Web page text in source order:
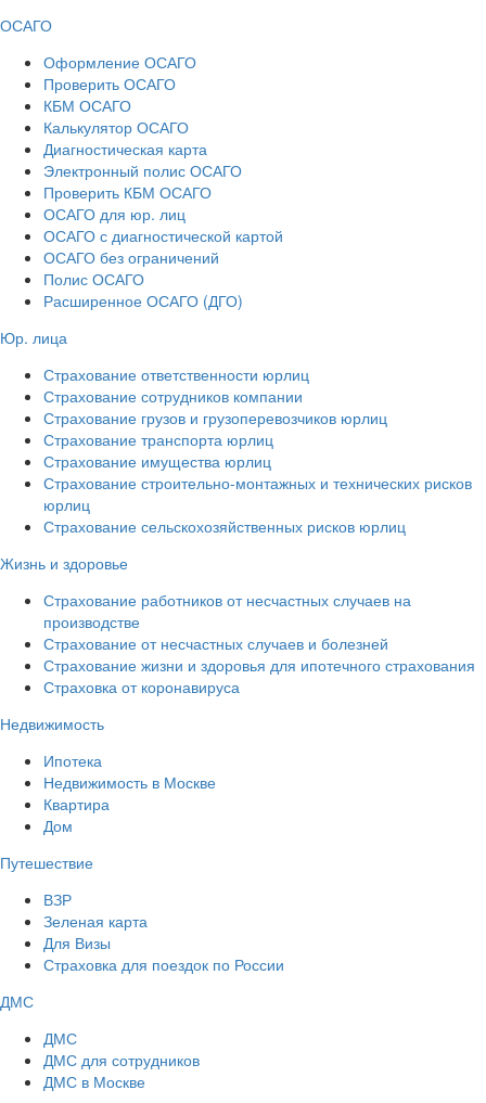
ОСАГО
Оформление ОСАГО
Проверить ОСАГО
КБМ ОСАГО
Калькулятор ОСАГО
Диагностическая карта
Электронный полис ОСАГО
Проверить КБМ ОСАГО
ОСАГО для юр. лиц
ОСАГО с диагностической картой
ОСАГО без ограничений
Полис ОСАГО
Расширенное ОСАГО (ДГО)
Юр. лица
Страхование ответственности юрлиц
Страхование сотрудников компании
Страхование грузов и грузоперевозчиков юрлиц
Страхование транспорта юрлиц
Страхование имущества юрлиц
Страхование строительно-монтажных и технических рисков
юрлиц
Страхование сельскохозяйственных рисков юрлиц
Жизнь и здоровье
Страхование работников от несчастных случаев на
производстве
Страхование от несчастных случаев и болезней
Страхование жизни и здоровья для ипотечного страхования
Страховка от коронавируса
Недвижимость
Ипотека
Недвижимость в Москве
Квартира
Дом
Путешествие
ВЗР
Зеленая карта
Для Визы
Страховка для поездок по России
ДМС
ДМС
ДМС для сотрудников
ДМС в Москве